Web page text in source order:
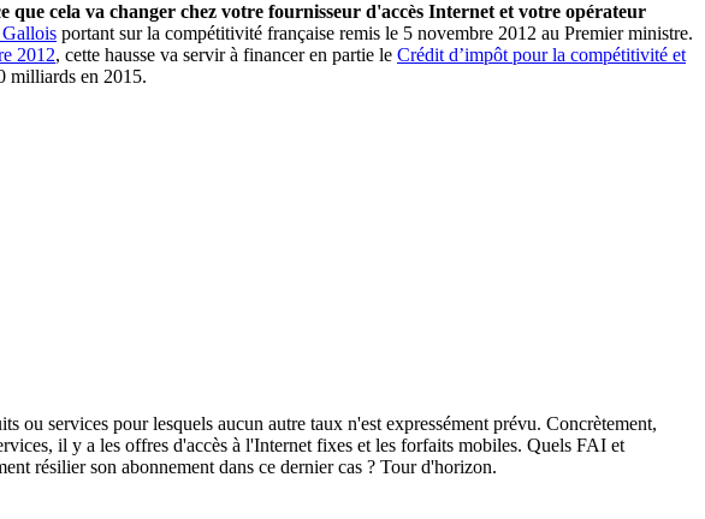
cela va changer chez votre fournisseur d'accès Internet et votre opérateur
portant sur la compétitivité française remis le 5 novembre 2012 au Premier ministre.
2012, cette hausse va servir à financer en partie le Crédit d’impôt pour la compétitivité et
milliards en 2015.
services pour lesquels aucun autre taux n'est expressément prévu. Concrètement,
il y a les offres d'accès à l'Internet fixes et les forfaits mobiles. Quels FAI et
résilier son abonnement dans ce dernier cas ? Tour d'horizon.